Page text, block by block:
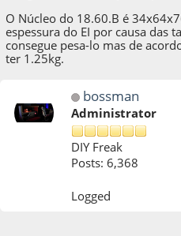
O Núcleo do 18.60.B é
espessura do EI por causa das
consegue pesa-lo mas de
ter 1.25kg.
bossman
Administrator
DIY Freak
Posts: 6,368
Logged